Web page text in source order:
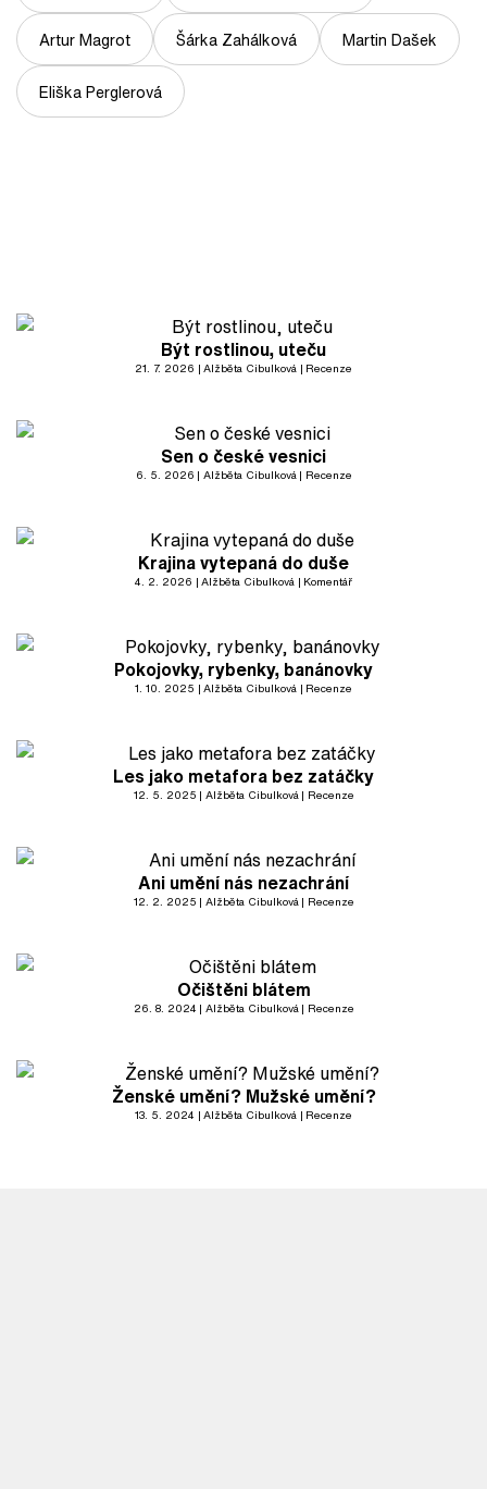
Artur Magrot Šárka Zahálková Martin Dašek
Eliška Perglerová
Být rostlinou, uteču
21. 7. 2026 Alžběta Cibulková Recenze
Sen o české vesnici
6. 5. 2026 Alžběta Cibulková Recenze
Krajina vytepaná do duše
4. 2. 2026 Alžběta Cibulková Komentář
Pokojovky, rybenky, banánovky
1. 10. 2025 Alžběta Cibulková Recenze
Les jako metafora bez zatáčky
12. 5. 2025 Alžběta Cibulková Recenze
Ani umění nás nezachrání
12. 2. 2025 Alžběta Cibulková Recenze
Očištěni blátem
26. 8. 2024 Alžběta Cibulková Recenze
Ženské umění? Mužské umění?
13. 5. 2024 Alžběta Cibulková Recenze